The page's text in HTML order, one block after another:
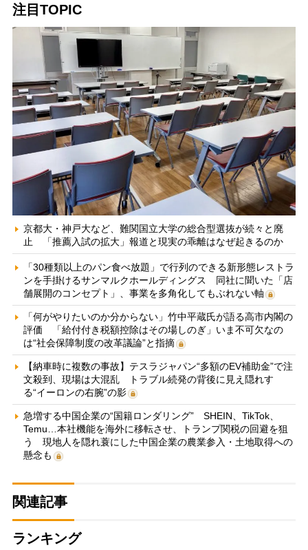
注目TOPIC
京都大・神戸大など、難関国立大学の総合型選抜が続々と廃
止 「推薦入試の拡大」報道と現実の乖離はなぜ起きるのか
「30種類以上のパン食べ放題」で行列のできる新形態レストラ
ンを手掛けるサンマルクホールディングス 同社に聞いた「店
舗展開のコンセプト」、事業を多角化してもぶれない軸
「何がやりたいのか分からない」竹中平蔵氏が語る高市内閣の
評価 「給付付き税額控除はその場しのぎ」いま不可欠なの
は“社会保障制度の改革議論”と指摘
【納車時に複数の事故】テスラジャパン“多額のEV補助金”で注
文殺到、現場は大混乱 トラブル続発の背後に見え隠れす
る“イーロンの右腕”の影
急増する中国企業の“国籍ロンダリング” SHEIN、TikTok、
Temu…本社機能を海外に移転させ、トランプ関税の回避を狙
う 現地人を隠れ蓑にした中国企業の農業参入・土地取得への
懸念も
関連記事
ランキング